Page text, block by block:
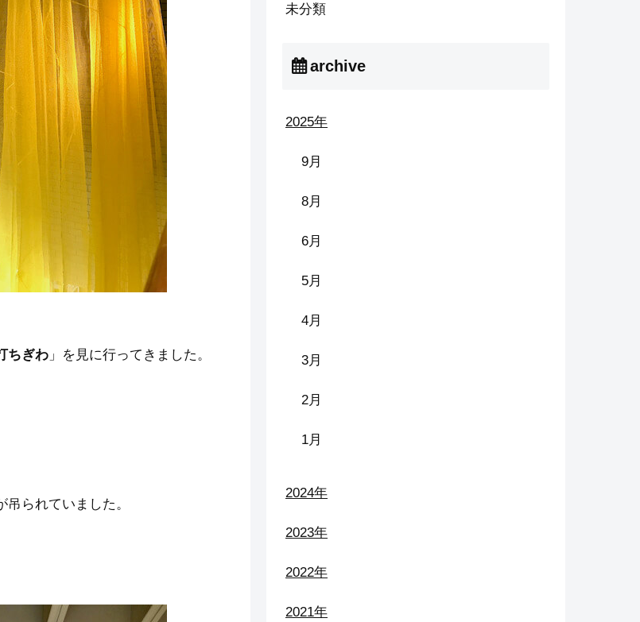
ちぎわ 」を見に行ってきました。
られていました。
未分類
archive
2025年
9月
8月
6月
5月
4月
3月
2月
1月
2024年
2023年
2022年
2021年